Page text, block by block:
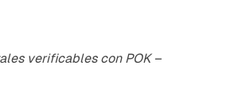
verificables con POK –